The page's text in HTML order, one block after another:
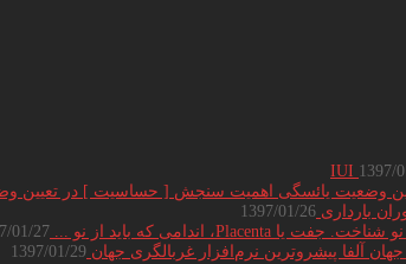
1397/
اهمیت سنجش [ حساسیت ] در تعیین
بارداری 1397/01/26
جفت یا Placenta، اندامی که باید از نو ...
01/27
آلفا پیشروترین نرم‌افزار غربالگری جهان 1397/01/29